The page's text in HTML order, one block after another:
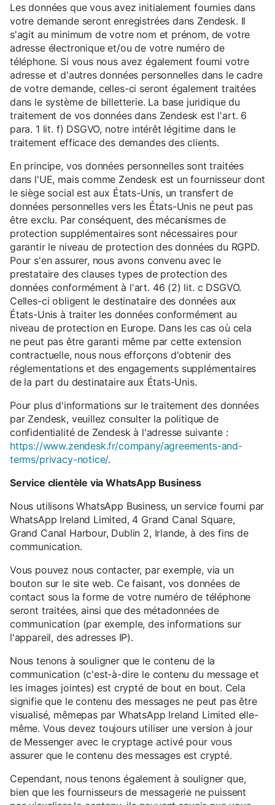
Les données que vous avez initialement fournies dans
votre demande seront enregistrées dans Zendesk. Il
s'agit au minimum de votre nom et prénom, de votre
adresse électronique et/ou de votre numéro de
téléphone. Si vous nous avez également fourni votre
adresse et d'autres données personnelles dans le cadre
de votre demande, celles-ci seront également traitées
dans le système de billetterie. La base juridique du
traitement de vos données dans Zendesk est l'art. 6
para. 1 lit. f) DSGVO, notre intérêt légitime dans le
traitement efficace des demandes des clients.
En principe, vos données personnelles sont traitées
dans l'UE, mais comme Zendesk est un fournisseur dont
le siège social est aux États-Unis, un transfert de
données personnelles vers les États-Unis ne peut pas
être exclu. Par conséquent, des mécanismes de
protection supplémentaires sont nécessaires pour
garantir le niveau de protection des données du RGPD.
Pour s'en assurer, nous avons convenu avec le
prestataire des clauses types de protection des
données conformément à l'art. 46 (2) lit. c DSGVO.
Celles-ci obligent le destinataire des données aux
États-Unis à traiter les données conformément au
niveau de protection en Europe. Dans les cas où cela
ne peut pas être garanti même par cette extension
contractuelle, nous nous efforçons d'obtenir des
réglementations et des engagements supplémentaires
de la part du destinataire aux États-Unis.
Pour plus d'informations sur le traitement des données
par Zendesk, veuillez consulter la politique de
confidentialité de Zendesk à l'adresse suivante :
https://www.zendesk.fr/company/agreements-and-
terms/privacy-notice/.
Service clientèle via WhatsApp Business
Nous utilisons WhatsApp Business, un service fourni par
WhatsApp Ireland Limited, 4 Grand Canal Square,
Grand Canal Harbour, Dublin 2, Irlande, à des fins de
communication.
Vous pouvez nous contacter, par exemple, via un
bouton sur le site web. Ce faisant, vos données de
contact sous la forme de votre numéro de téléphone
seront traitées, ainsi que des métadonnées de
communication (par exemple, des informations sur
l'appareil, des adresses IP).
Nous tenons à souligner que le contenu de la
communication (c'est-à-dire le contenu du message et
les images jointes) est crypté de bout en bout. Cela
signifie que le contenu des messages ne peut pas être
visualisé, mêmepas par WhatsApp Ireland Limited elle-
même. Vous devez toujours utiliser une version à jour
de Messenger avec le cryptage activé pour vous
assurer que le contenu des messages est crypté.
Cependant, nous tenons également à souligner que,
bien que les fournisseurs de messagerie ne puissent